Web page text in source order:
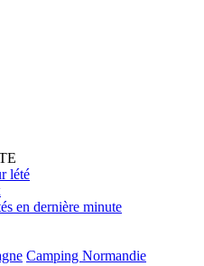
lété
en dernière minute
Camping Normandie